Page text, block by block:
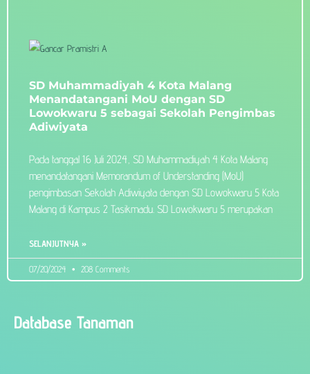
SD Muhammadiyah 4 Kota Malang
Menandatangani MoU dengan SD
Lowokwaru 5 sebagai Sekolah Pengimbas
Adiwiyata
Pada tanggal 16 Juli 2024, SD Muhammadiyah 4 Kota Malang
menandatangani Memorandum of Understanding (MoU)
pengimbasan Sekolah Adiwiyata dengan SD Lowokwaru 5 Kota
Malang di Kampus 2 Tasikmadu. SD Lowokwaru 5 merupakan
SELANJUTNYA »
07/20/2024 208 Comments
Database Tanaman